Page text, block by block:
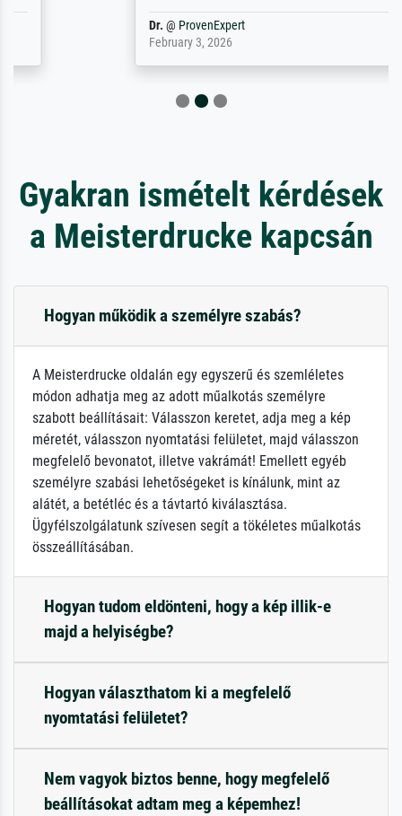
ProvenExpert
February 3, 2026
Gyakran ismételt kérdések
a Meisterdrucke kapcsán
Hogyan működik a személyre szabás?
A Meisterdrucke oldalán egy egyszerű és szemléletes
módon adhatja meg az adott műalkotás személyre
szabott beállításait: Válasszon keretet, adja meg a kép
méretét, válasszon nyomtatási felületet, majd válasszon
megfelelő bevonatot, illetve vakrámát! Emellett egyéb
személyre szabási lehetőségeket is kínálunk, mint az
alátét, a betétléc és a távtartó kiválasztása.
Ügyfélszolgálatunk szívesen segít a tökéletes műalkotás
összeállításában.
Hogyan tudom eldönteni, hogy a kép illik-e
majd a helyiségbe?
Hogyan választhatom ki a megfelelő
nyomtatási felületet?
Nem vagyok biztos benne, hogy megfelelő
beállításokat adtam meg a képemhez!